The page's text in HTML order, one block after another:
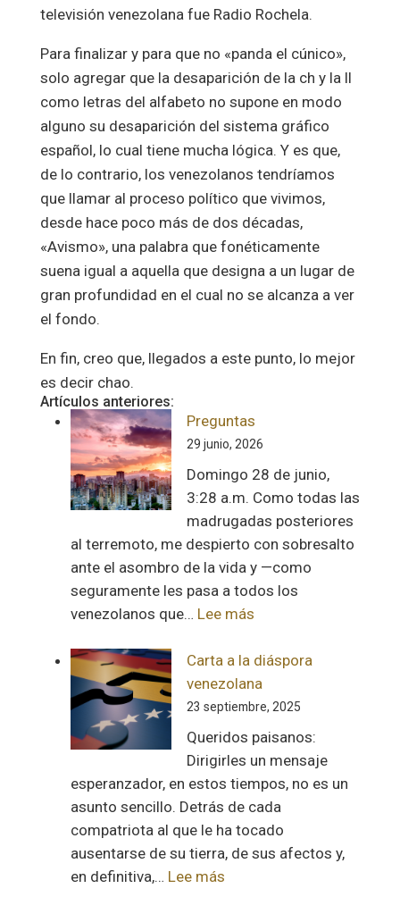
televisión venezolana fue Radio Rochela.
Para finalizar y para que no «panda el cúnico»,
solo agregar que la desaparición de la ch y la ll
como letras del alfabeto no supone en modo
alguno su desaparición del sistema gráfico
español, lo cual tiene mucha lógica. Y es que,
de lo contrario, los venezolanos tendríamos
que llamar al proceso político que vivimos,
desde hace poco más de dos décadas,
«Avismo», una palabra que fonéticamente
suena igual a aquella que designa a un lugar de
gran profundidad en el cual no se alcanza a ver
el fondo.
En fin, creo que, llegados a este punto, lo mejor
es decir chao.
Artículos anteriores:
Preguntas
29 junio, 2026
Domingo 28 de junio,
3:28 a.m. Como todas las
madrugadas posteriores
al terremoto, me despierto con sobresalto
ante el asombro de la vida y —como
seguramente les pasa a todos los
venezolanos que… Lee más:
Carta a la diáspora
venezolana
23 septiembre, 2025
Queridos paisanos:
Dirigirles un mensaje
esperanzador, en estos tiempos, no es un
asunto sencillo. Detrás de cada
compatriota al que le ha tocado
ausentarse de su tierra, de sus afectos y,
en definitiva,… Lee más: